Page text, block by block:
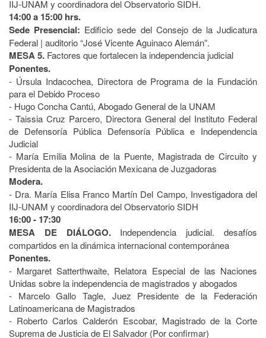
IIJ-UNAM y coordinadora del Observatorio SIDH.
14:00 a 15:00 hrs.
Sede Presencial: Edificio sede del Consejo de la Judicatura
Federal | auditorio “José Vicente Aguinaco Alemán”.
MESA 5. Factores que fortalecen la independencia judicial
Ponentes.
- Úrsula Indacochea, Directora de Programa de la Fundación
para el Debido Proceso
- Hugo Concha Cantú, Abogado General de la UNAM
- Taissia Cruz Parcero, Directora General del Instituto Federal
de Defensoría Pública Defensoría Pública e Independencia
Judicial
- María Emilia Molina de la Puente, Magistrada de Circuito y
Presidenta de la Asociación Mexicana de Juzgadoras
Modera.
- Dra. María Elisa Franco Martín Del Campo, Investigadora del
IIJ-UNAM y coordinadora del Observatorio SIDH
16:00 - 17:30
MESA DE DIÁLOGO.Independencia judicial. desafíos
compartidos en la dinámica internacional contemporánea
Ponentes.
- Margaret Satterthwaite, Relatora Especial de las Naciones
Unidas sobre la independencia de magistrados y abogados
- Marcelo Gallo Tagle, Juez Presidente de la Federación
Latinoamericana de Magistrados
- Roberto Carlos Calderón Escobar, Magistrado de la Corte
Suprema de Justicia de El Salvador (Por con­firmar)